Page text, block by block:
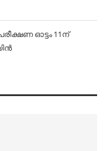
ഓട്ടം 11ന്